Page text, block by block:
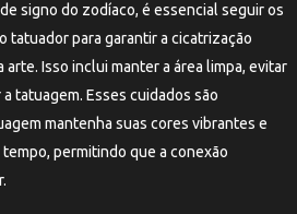
signo do zodíaco, é essencial seguir os
tatuador para garantir a cicatrização
arte. Isso inclui manter a área limpa, evitar
tatuagem. Esses cuidados são
mantenha suas cores vibrantes e
permitindo que a conexão